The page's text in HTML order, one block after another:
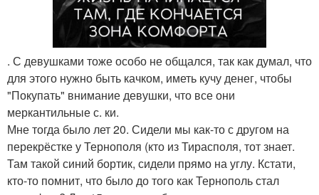
. С девушками тоже особо не общался, так как думал, что
для этого нужно быть качком, иметь кучу денег, чтобы
"Покупать" внимание девушки, что все они
меркантильные с. ки.
Мне тогда было лет 20. Сидели мы как-то с другом на
перекрёстке у Тернополя (кто из Тирасполя, тот знает.
Там такой синий бортик, сидели прямо на углу. Кстати,
кто-то помнит, что было до того как Тернополь стал